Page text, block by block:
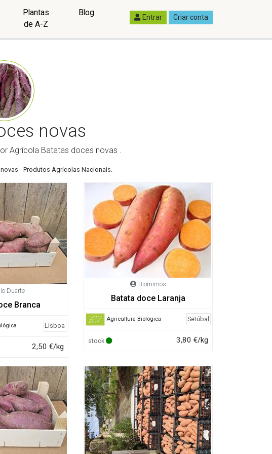
Plantas
de A-Z
Blog Entrar Criar conta
novas
Agrícola Batatas doces novas .
- Produtos Agrícolas Nacionais.
Duarte
Branca
Lisboa
2,50 €/kg
Biomimos
Batata doce Laranja
Agricultura Biológica Setúbal
stock 3,80 €/kg